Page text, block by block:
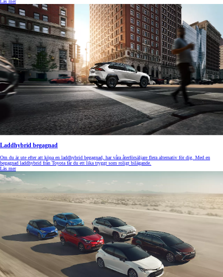
Läs mer
Laddhybrid begagnad
Om du är ute efter att köpa en laddhybrid begagnad, har våra återförsäljare flera alternativ för dig. Med en
begagnad laddhybrid från Toyota får du ett lika tryggt som roligt bilägande.
Läs mer